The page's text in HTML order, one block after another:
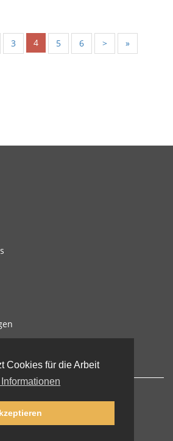
Cookies für die Arbeit
Informationen
3 4 5 6 > »
2026 lernu.net |Impressum